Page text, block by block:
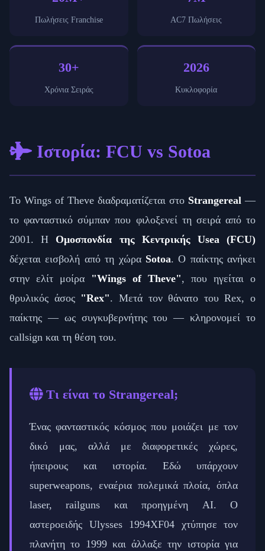
Πωλήσεις Franchise AC7 Πωλήσεις
30+
Χρόνια Σειράς
2026
Κυκλοφορία
Ιστορία: FCU vs Sotoa
Το Wings of Theve διαδραματίζεται στο Strangereal —
το φανταστικό σύμπαν που φιλοξενεί τη σειρά από το
2001. Η Ομοσπονδία της Κεντρικής Usea (FCU)
δέχεται εισβολή από τη χώρα Sotoa. Ο παίκτης ανήκει
στην ελίτ μοίρα "Wings of Theve", που ηγείται ο
θρυλικός άσος "Rex". Μετά τον θάνατο του Rex, ο
παίκτης — ως συγκυβερνήτης του — κληρονομεί το
callsign και τη θέση του.
Τι είναι το Strangereal;
Ένας φανταστικός κόσμος που μοιάζει με τον
δικό μας, αλλά με διαφορετικές χώρες,
ήπειρους και ιστορία. Εδώ υπάρχουν
superweapons, εναέρια πολεμικά πλοία, όπλα
laser, railguns και προηγμένη AI. Ο
αστεροειδής Ulysses 1994XF04 χτύπησε τον
πλανήτη το 1999 και άλλαξε την ιστορία για